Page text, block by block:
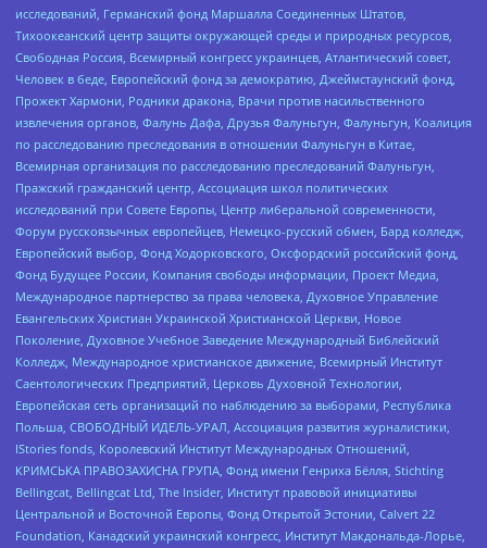
исследований, Германский фонд Маршалла Соединенных Штатов,
Тихоокеанский центр защиты окружающей среды и природных ресурсов,
Свободная Россия, Всемирный конгресс украинцев, Атлантический совет,
Человек в беде, Европейский фонд за демократию, Джеймстаунский фонд,
Прожект Хармони, Родники дракона, Врачи против насильственного
извлечения органов, Фалунь Дафа, Друзья Фалуньгун, Фалуньгун, Коалиция
по расследованию преследования в отношении Фалуньгун в Китае,
Всемирная организация по расследованию преследований Фалуньгун,
Пражский гражданский центр, Ассоциация школ политических
исследований при Совете Европы, Центр либеральной современности,
Форум русскоязычных европейцев, Немецко-русский обмен, Бард колледж,
Европейский выбор, Фонд Ходорковского, Оксфордский российский фонд,
Фонд Будущее России, Компания свободы информации, Проект Медиа,
Международное партнерство за права человека, Духовное Управление
Евангельских Христиан Украинской Христианской Церкви, Новое
Поколение, Духовное Учебное Заведение Международный Библейский
Колледж, Международное христианское движение, Всемирный Институт
Саентологических Предприятий, Церковь Духовной Технологии,
Европейская сеть организаций по наблюдению за выборами, Республика
Польша, СВОБОДНЫЙ ИДЕЛЬ-УРАЛ, Ассоциация развития журналистики,
IStories fonds, Королевский Институт Международных Отношений,
КРИМСЬКА ПРАВОЗАХИСНА ГРУПА, Фонд имени Генриха Бёлля, Stichting
Bellingcat, Bellingcat Ltd, The Insider, Институт правовой инициативы
Центральной и Восточной Европы, Фонд Открытой Эстонии, Calvert 22
Foundation, Канадский украинский конгресс, Институт Макдональда-Лорье,